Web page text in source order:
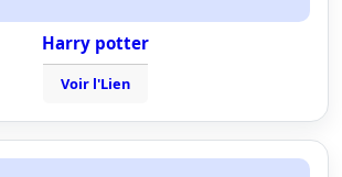
Harry potter
Voir l'Lien